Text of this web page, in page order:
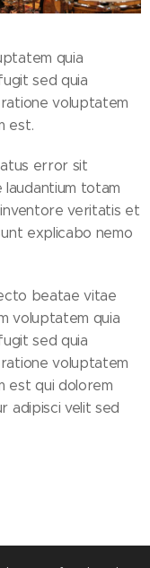
quia
sed quia
voluptatem
est.
error sit
totam
veritatis et
explicabo nemo
beatae vitae
voluptatem quia
sed quia
voluptatem
est qui dolorem
adipisci velit sed